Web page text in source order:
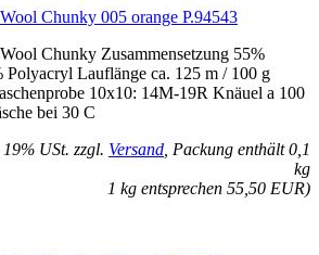
Chunky 005 orange P.94543
Chunky Zusammensetzung 55%
Polyacryl Lauflänge ca. 125 m / 100 g
10x10: 14M-19R Knäuel a 100
bei 30 C
USt. zzgl. Versand , Packung enthält 0,1
kg
1 kg entsprechen 55,50 EUR)